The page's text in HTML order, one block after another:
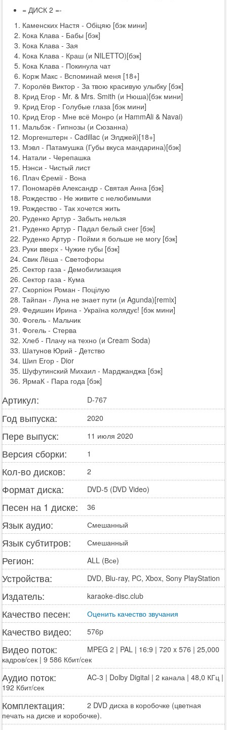
= ДИСК 2 =-
Каменских Настя - Обіцяю [бэк мини]
Кока Клава - Бабы [бэк]
Кока Клава - Зая
Кока Клава - Краш (и NILETTO)[бэк]
Кока Клава - Покинула чат
Корж Макс - Вспоминай меня [18+]
Королёв Виктор - За твою красивую улыбку [бэк]
Крид Егор - Mr. & Mrs. Smith (и Нюша)[бэк мини]
Крид Егор - Голубые глаза [бэк мини]
Крид Егор - Мне всё Монро (и HammAli & Navai)
Мальбэк - Гипнозы (и Сюзанна)
Моргенштерн - Cadillac (и Элджей)[18+]
Мэвл - Патамушка (Губы вкуса мандарина)[бэк]
Натали - Черепашка
Нэнси - Чистый лист
Плач Єремії - Вона
Пономарёв Александр - Святая Анна [бэк]
Рождество - Не живите с нелюбимыми
Рождество - Так хочется жить
Руденко Артур - Забыть нельзя
Руденко Артур - Падал белый снег [бэк]
Руденко Артур - Пойми я больше не могу [бэк]
Руки вверх - Чужие губы [бэк]
Свик Лёша - Светофоры
Сектор газа - Демобилизация
Сектор газа - Кума
Скорпіон Роман - Поцілую
Тайпан - Луна не знает пути (и Agunda)[remix]
Федишин Ирина - Україна колядує! [бэк мини]
Фогель - Мальчик
Фогель - Стерва
Хлеб - Плачу на техно (и Cream Soda)
Шатунов Юрий - Детство
Шип Егор - Dior
Шуфутинский Михаил - Марджанджа [бэк]
ЯрмаК - Пара года [бэк]
Артикул: D-767
Год выпуска: 2020
Пере выпуск: 11 июля 2020
Версия сборки: 1
Кол-во дисков: 2
Формат диска: DVD-5 (DVD Video)
Песен на 1 диске: 36
Язык аудио: Смешанный
Язык субтитров: Смешанный
Регион: ALL (Все)
Устройства: DVD, Blu-ray, PC, Xbox, Sony PlayStation
Издатель: karaoke-disc.club
Качество песен: Оценить качество звучания
Качество видео: 576p
Видео поток:
MPEG 2 | PAL | 16:9 | 720 x 576 | 25,000
кадров/сек | 9 586 Кбит/сек
Аудио поток:
AC-3 | Dolby Digital | 2 канала | 48,0 КГц |
192 Кбит/сек
Комплектация:
2 DVD диска в коробочке (цветная
печать на диске и коробочке).